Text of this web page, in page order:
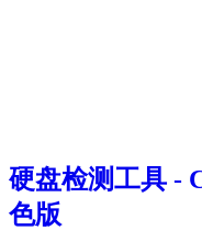
硬盘检测工具 -
色版